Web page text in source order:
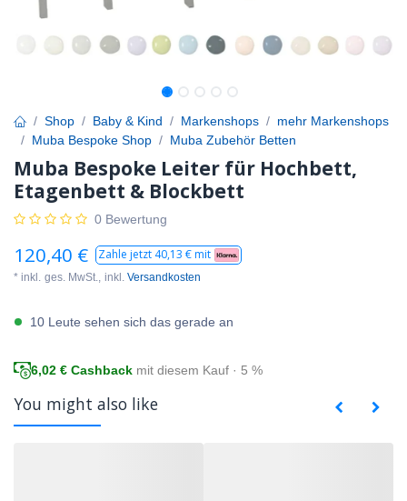
Shop Baby & Kind Markenshops
mehr Markenshops
Muba Bespoke Shop
Muba Zubehör Betten
Muba Bespoke Leiter für Hochbett,
Etagenbett & Blockbett
0 Bewertung
120,40 € Zahle jetzt 40,13 € mit
* inkl. ges. MwSt., inkl. Versandkosten
10 Leute sehen sich das gerade an
6,02 € Cashback mit diesem Kauf · 5 %
You might also like